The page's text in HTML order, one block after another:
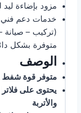
مزود بإضاءة
خدمات دعم فني
(تركيب – صيانة
متوفرة بشكل
الوصف
متوفر قوة شفط 1000 م3/س
يحتوى على
والأتربة